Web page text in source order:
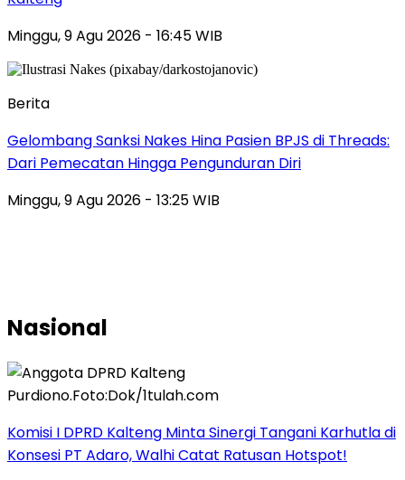
Minggu, 9 Agu 2026 - 16:45 WIB
Berita
Gelombang Sanksi Nakes Hina Pasien BPJS di Threads:
Dari Pemecatan Hingga Pengunduran Diri
Minggu, 9 Agu 2026 - 13:25 WIB
Nasional
Komisi I DPRD Kalteng Minta Sinergi Tangani Karhutla di
Konsesi PT Adaro, Walhi Catat Ratusan Hotspot!